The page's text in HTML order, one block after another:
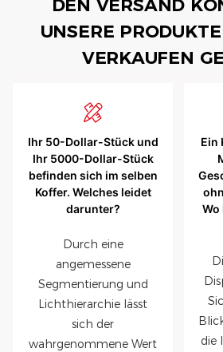
DEN VERSAND
UNSERE
VERKAUFEN
Ihr 50-Dollar-Stück und
Ihr 5000-Dollar-Stück
befinden sich im selben
Koffer. Welches leidet
darunter?
Durch eine
angemessene
Segmentierung und
Lichthierarchie lässt
sich der
wahrgenommene Wert
Ein
Wo
die